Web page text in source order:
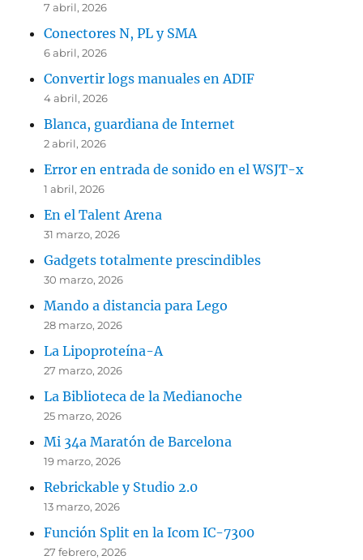
7 abril, 2026
Conectores N, PL y SMA
6 abril, 2026
Convertir logs manuales en ADIF
4 abril, 2026
Blanca, guardiana de Internet
2 abril, 2026
Error en entrada de sonido en el WSJT-x
1 abril, 2026
En el Talent Arena
31 marzo, 2026
Gadgets totalmente prescindibles
30 marzo, 2026
Mando a distancia para Lego
28 marzo, 2026
La Lipoproteína-A
27 marzo, 2026
La Biblioteca de la Medianoche
25 marzo, 2026
Mi 34a Maratón de Barcelona
19 marzo, 2026
Rebrickable y Studio 2.0
13 marzo, 2026
Función Split en la Icom IC-7300
27 febrero, 2026